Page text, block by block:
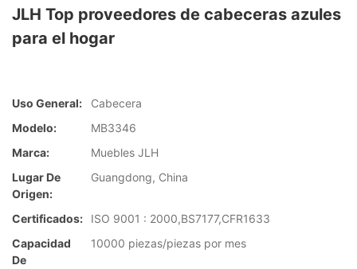
JLH Top proveedores de cabeceras azules
para el hogar
Uso General:
Cabecera
Modelo:
MB3346
Marca:
Muebles JLH
Lugar De
Origen:
Guangdong, China
Certificados:
ISO 9001 : 2000,BS7177,CFR1633
Capacidad
De
10000 piezas/piezas por mes